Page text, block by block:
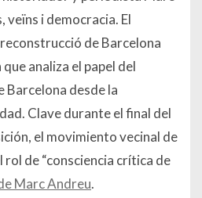
veïns i democracia. El
de Barcelona
analiza el papel del
Barcelona desde la
Clave durante el final del
el movimiento vecinal de
de “consciencia crítica de
Marc Andreu.